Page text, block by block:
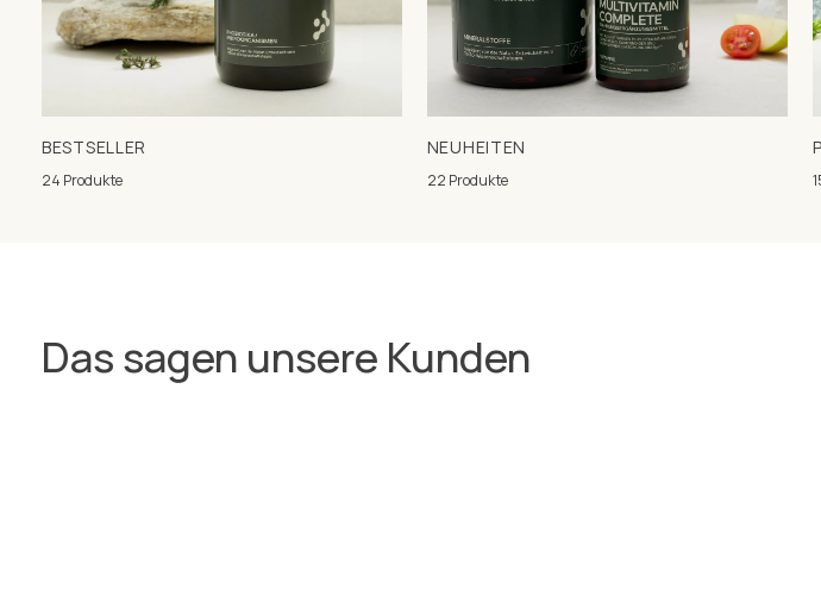
BESTSELLER
24 Produkte
NEUHEITEN
22 Produkte
Das sagen unsere Kunden